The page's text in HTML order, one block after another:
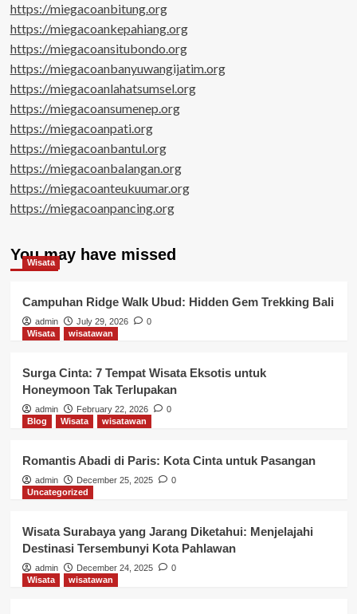
https://miegacoanbitung.org
https://miegacoankepahiang.org
https://miegacoansitubondo.org
https://miegacoanbanyuwangijatim.org
https://miegacoanlahatsumsel.org
https://miegacoansumenep.org
https://miegacoanpati.org
https://miegacoanbantul.org
https://miegacoanbalangan.org
https://miegacoanteukuumar.org
https://miegacoanpancing.org
You may have missed
Wisata
Campuhan Ridge Walk Ubud: Hidden Gem Trekking Bali
admin July 29, 2026
0
Wisata
wisatawan
Surga Cinta: 7 Tempat Wisata Eksotis untuk
Honeymoon Tak Terlupakan
admin February 22, 2026
0
Blog
Wisata wisatawan
Romantis Abadi di Paris: Kota Cinta untuk Pasangan
admin December 25, 2025
0
Uncategorized
Wisata Surabaya yang Jarang Diketahui: Menjelajahi
Destinasi Tersembunyi Kota Pahlawan
admin December 24, 2025
0
Wisata
wisatawan